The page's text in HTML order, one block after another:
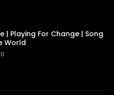
| Playing For Change | Song
World
0